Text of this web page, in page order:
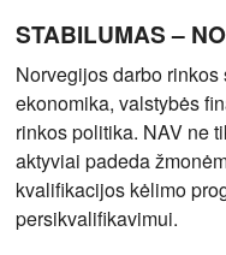
STABILUMAS –
Norvegijos darbo
ekonomika, valstybės
rinkos politika. NAV ne
aktyviai padeda
kvalifikacijos kėlimo
persikvalifikavimui.